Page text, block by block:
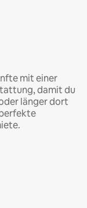
mit einer
damit du
länger dort